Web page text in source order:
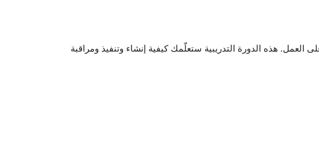
هذه الدورة التدريبية ستعلّمك كيفية إنشاء وتنفيذ ومراقبة